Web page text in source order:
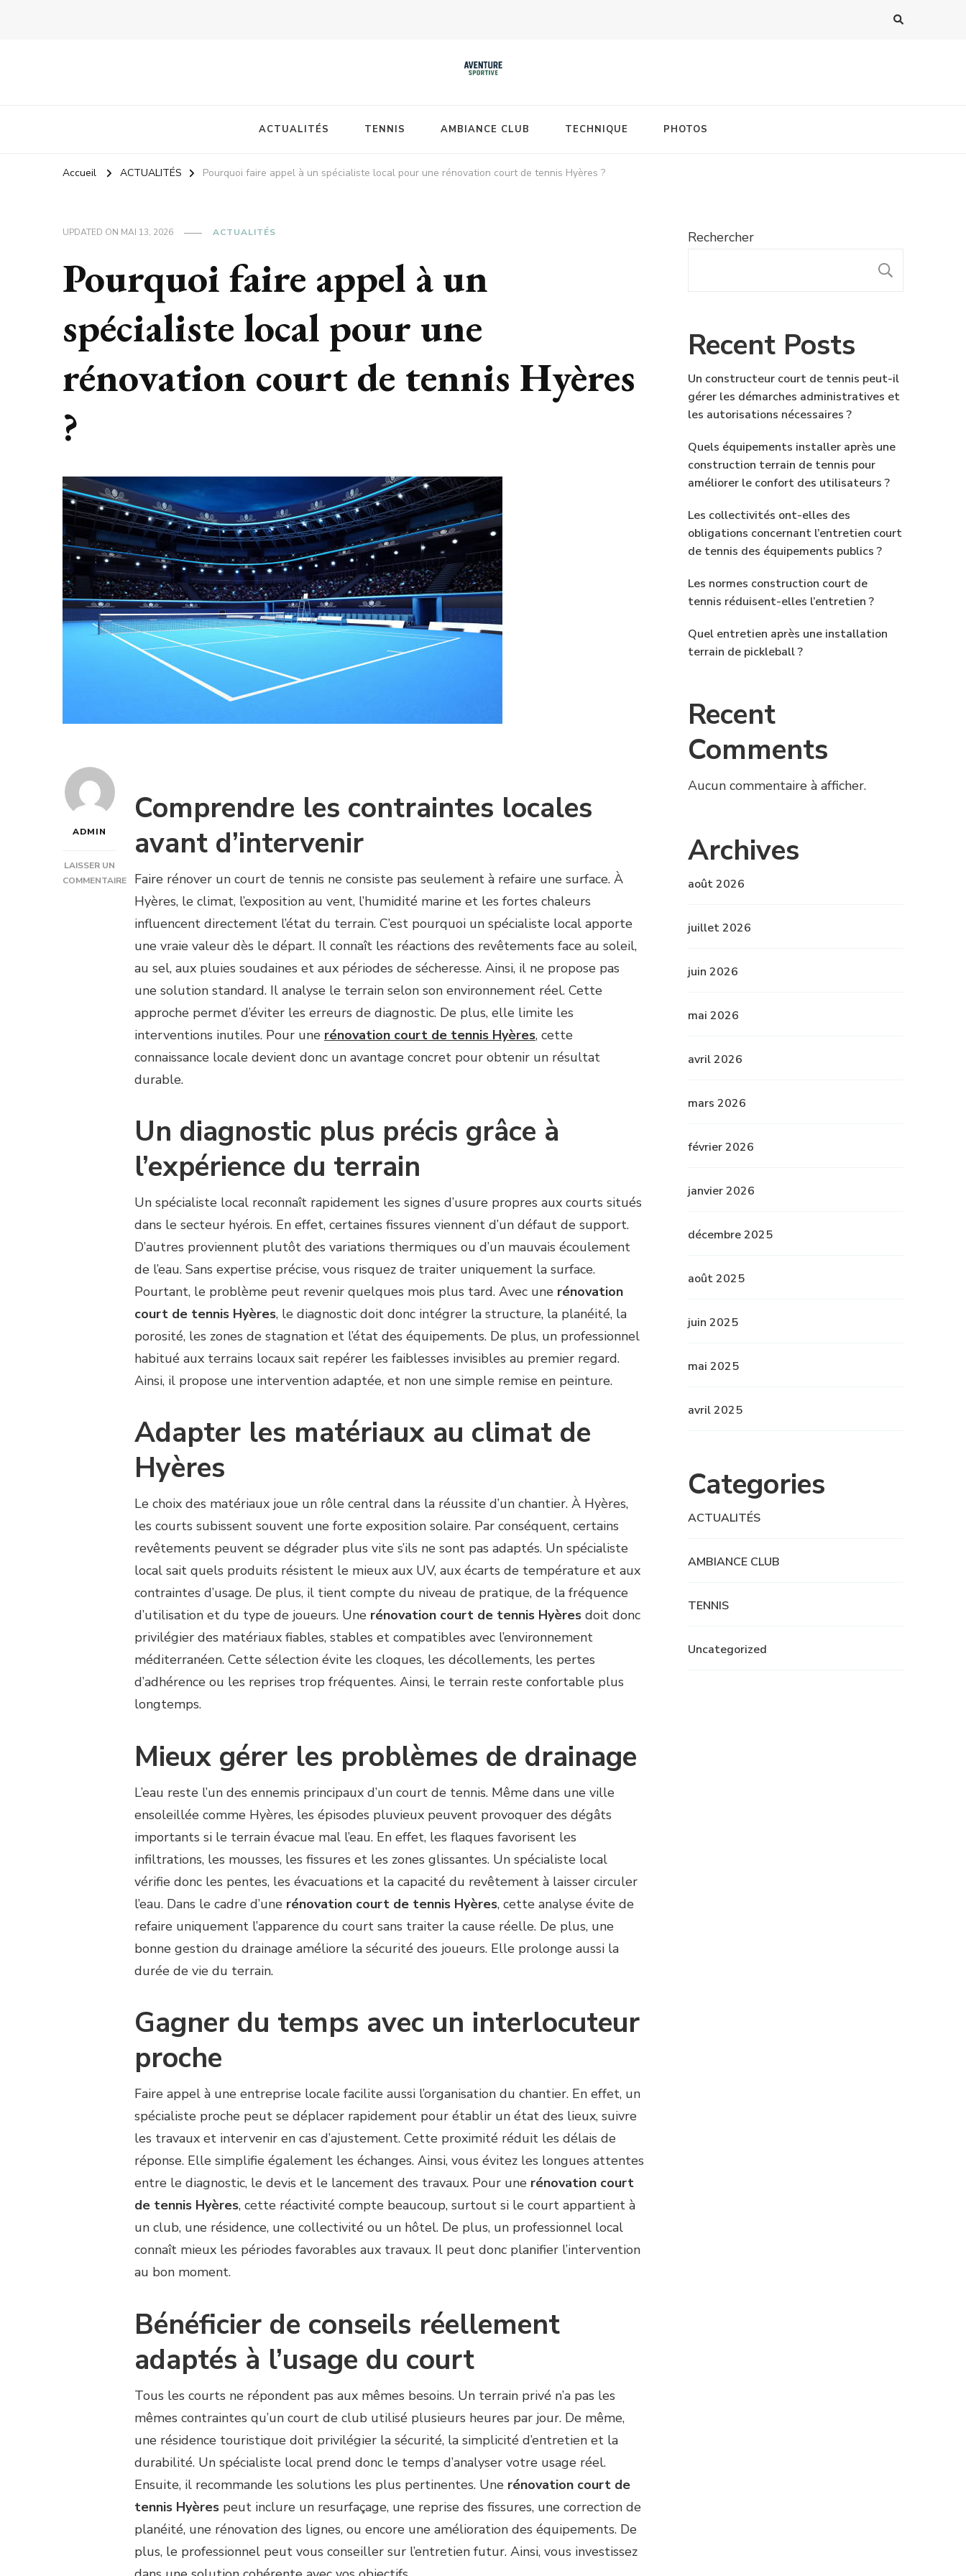
ACTUALITÉS TENNIS AMBIANCE CLUB TECHNIQUE PHOTOS
Accueil ACTUALITÉS Pourquoi faire appel à un spécialiste local pour une rénovation court de tennis Hyères ?
UPDATED ON MAI 13, 2026 ACTUALITÉS
Pourquoi faire appel à un
spécialiste local pour une
rénovation court de tennis Hyères
?
ADMIN
LAISSER UN
COMMENTAIRE
SPÉCIALISTE
Comprendre les contraintes locales
avant d’intervenir
Faire rénover un court de tennis ne consiste pas seulement à refaire une surface. À
Hyères, le climat, l’exposition au vent, l’humidité marine et les fortes chaleurs
influencent directement l’état du terrain. C’est pourquoi un spécialiste local apporte
une vraie valeur dès le départ. Il connaît les réactions des revêtements face au soleil,
au sel, aux pluies soudaines et aux périodes de sécheresse. Ainsi, il ne propose pas
une solution standard. Il analyse le terrain selon son environnement réel. Cette
approche permet d’éviter les erreurs de diagnostic. De plus, elle limite les
interventions inutiles. Pour une rénovation court de tennis Hyères, cette
connaissance locale devient donc un avantage concret pour obtenir un résultat
durable.
Un diagnostic plus précis grâce à
l’expérience du terrain
Un spécialiste local reconnaît rapidement les signes d’usure propres aux courts situés
dans le secteur hyérois. En effet, certaines fissures viennent d’un défaut de support.
D’autres proviennent plutôt des variations thermiques ou d’un mauvais écoulement
de l’eau. Sans expertise précise, vous risquez de traiter uniquement la surface.
Pourtant, le problème peut revenir quelques mois plus tard. Avec une rénovation
court de tennis Hyères, le diagnostic doit donc intégrer la structure, la planéité, la
porosité, les zones de stagnation et l’état des équipements. De plus, un professionnel
habitué aux terrains locaux sait repérer les faiblesses invisibles au premier regard.
Ainsi, il propose une intervention adaptée, et non une simple remise en peinture.
Adapter les matériaux au climat de
Hyères
Le choix des matériaux joue un rôle central dans la réussite d’un chantier. À Hyères,
les courts subissent souvent une forte exposition solaire. Par conséquent, certains
revêtements peuvent se dégrader plus vite s’ils ne sont pas adaptés. Un spécialiste
local sait quels produits résistent le mieux aux UV, aux écarts de température et aux
contraintes d’usage. De plus, il tient compte du niveau de pratique, de la fréquence
d’utilisation et du type de joueurs. Une rénovation court de tennis Hyères doit donc
privilégier des matériaux fiables, stables et compatibles avec l’environnement
méditerranéen. Cette sélection évite les cloques, les décollements, les pertes
d’adhérence ou les reprises trop fréquentes. Ainsi, le terrain reste confortable plus
longtemps.
Mieux gérer les problèmes de drainage
L’eau reste l’un des ennemis principaux d’un court de tennis. Même dans une ville
ensoleillée comme Hyères, les épisodes pluvieux peuvent provoquer des dégâts
importants si le terrain évacue mal l’eau. En effet, les flaques favorisent les
infiltrations, les mousses, les fissures et les zones glissantes. Un spécialiste local
vérifie donc les pentes, les évacuations et la capacité du revêtement à laisser circuler
l’eau. Dans le cadre d’une rénovation court de tennis Hyères, cette analyse évite de
refaire uniquement l’apparence du court sans traiter la cause réelle. De plus, une
bonne gestion du drainage améliore la sécurité des joueurs. Elle prolonge aussi la
durée de vie du terrain.
Gagner du temps avec un interlocuteur
proche
Faire appel à une entreprise locale facilite aussi l’organisation du chantier. En effet, un
spécialiste proche peut se déplacer rapidement pour établir un état des lieux, suivre
les travaux et intervenir en cas d’ajustement. Cette proximité réduit les délais de
réponse. Elle simplifie également les échanges. Ainsi, vous évitez les longues attentes
entre le diagnostic, le devis et le lancement des travaux. Pour une rénovation court
de tennis Hyères, cette réactivité compte beaucoup, surtout si le court appartient à
un club, une résidence, une collectivité ou un hôtel. De plus, un professionnel local
connaît mieux les périodes favorables aux travaux. Il peut donc planifier l’intervention
au bon moment.
Bénéficier de conseils réellement
adaptés à l’usage du court
Tous les courts ne répondent pas aux mêmes besoins. Un terrain privé n’a pas les
mêmes contraintes qu’un court de club utilisé plusieurs heures par jour. De même,
une résidence touristique doit privilégier la sécurité, la simplicité d’entretien et la
durabilité. Un spécialiste local prend donc le temps d’analyser votre usage réel.
Ensuite, il recommande les solutions les plus pertinentes. Une rénovation court de
tennis Hyères peut inclure un resurfaçage, une reprise des fissures, une correction de
planéité, une rénovation des lignes, ou encore une amélioration des équipements. De
plus, le professionnel peut vous conseiller sur l’entretien futur. Ainsi, vous investissez
Rechercher
Recent Posts
Un constructeur court de tennis peut-il
gérer les démarches administratives et
les autorisations nécessaires ?
Quels équipements installer après une
construction terrain de tennis pour
améliorer le confort des utilisateurs ?
Les collectivités ont-elles des
obligations concernant l’entretien court
de tennis des équipements publics ?
Les normes construction court de
tennis réduisent-elles l’entretien ?
Quel entretien après une installation
terrain de pickleball ?
Recent
Comments
Aucun commentaire à afficher.
Archives
août 2026
juillet 2026
juin 2026
mai 2026
avril 2026
mars 2026
février 2026
janvier 2026
décembre 2025
août 2025
juin 2025
mai 2025
avril 2025
Categories
ACTUALITÉS
AMBIANCE CLUB
TENNIS
Uncategorized